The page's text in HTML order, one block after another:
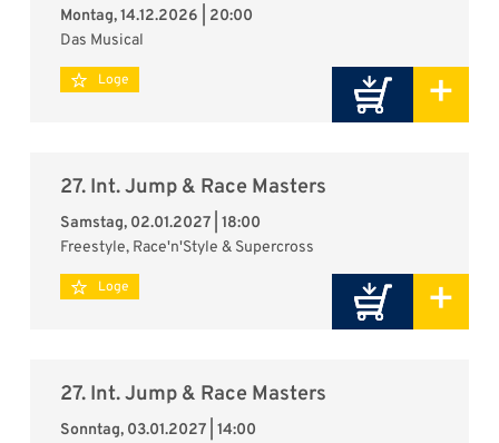
Montag, 14.12.2026 | 20:00
Das Musical
+
Loge
27. Int. Jump & Race Masters
Samstag, 02.01.2027 | 18:00
Freestyle, Race'n'Style & Supercross
+
Loge
27. Int. Jump & Race Masters
Sonntag, 03.01.2027 | 14:00